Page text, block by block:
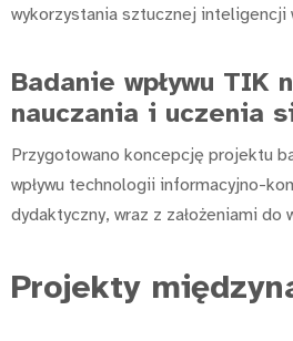
wykorzystania sztucznej inteligencji
Badanie wpływu TIK
nauczania i uczenia
Przygotowano koncepcję projektu
wpływu technologii informacyjno-
dydaktyczny, wraz z założeniami do
Projekty